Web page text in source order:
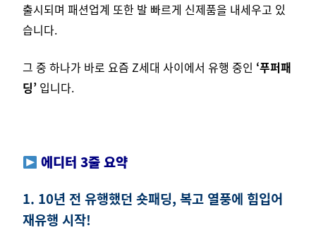
출시되며 패션업계 또한 발 빠르게 신제품을 내세우고 있
습니다.
그 중 하나가 바로 요즘 Z세대 사이에서 유행 중인 ‘푸퍼패
딩’ 입니다.
에디터 3줄 요약
1. 10년 전 유행했던 숏패딩, 복고 열풍에 힘입어
재유행 시작!